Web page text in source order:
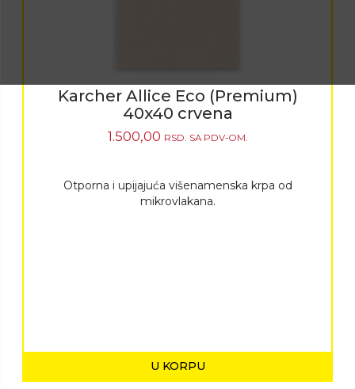
Karcher Allice Eco (Premium)
40x40 crvena
1.500,00 RSD. SA PDV-OM.
Otporna i upijajuća višenamenska krpa od
mikrovlakana.
U KORPU